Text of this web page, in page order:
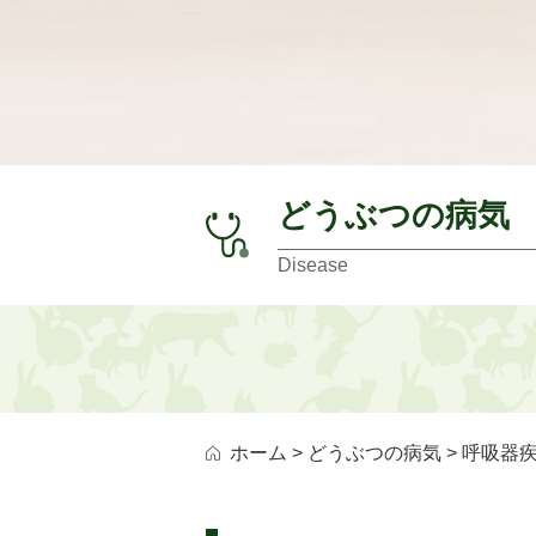
どうぶつの病気
Disease
ホーム > どうぶつの病気 > 呼吸器